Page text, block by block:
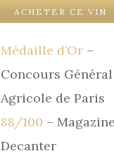
ACHETER CE VIN
Médaille d’Or –
Concours Général
Agricole de Paris
88/100 – Magazine
Decanter